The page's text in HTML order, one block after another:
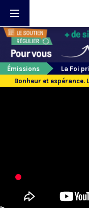
Émissions
La Foi
Bonheur et espérance.